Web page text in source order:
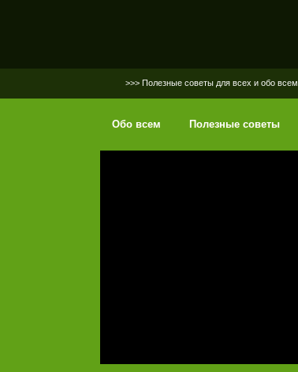
>>> Полезные советы для всех и обо всем
Обо всем Полезные советы